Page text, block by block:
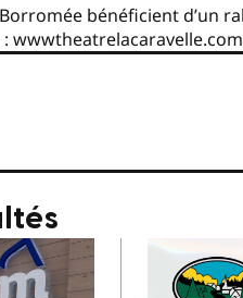
bénéficient d’un